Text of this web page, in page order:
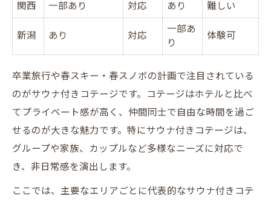
3月に人気のサウナ付きコテージ比較表
春旅にぴったりなプランの選び方
卒業旅行向けコテージの充実設備
気温や天候に合わせたコテージ選びのコツ
コテージ滞在が春旅におすすめな理由
関西 一部あり 対応 あり 難しい
新潟 あり 対応
一部あ
り
体験可
卒業旅行や春スキー・春スノボの計画で注目されている
のがサウナ付きコテージです。コテージはホテルと比べ
てプライベート感が高く、仲間同士で自由な時間を過ご
せるのが大きな魅力です。特にサウナ付きコテージは、
グループや家族、カップルなど多様なニーズに対応で
き、非日常感を演出します。
ここでは、主要なエリアごとに代表的なサウナ付きコテ